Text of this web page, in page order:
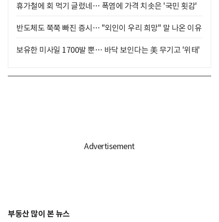
휴가철에 회 먹기 글렀네… 폭염에 가격 치솟은 '국민 횟감'
반도체도 쭉쭉 빠진 증시… "외인이 우리 희망" 말 나온 이유
보유한 미사일 1700발 뿐… 바닥 보인다는 美 무기고 '위태'
부동산 많이 본 뉴스